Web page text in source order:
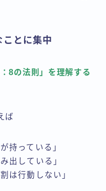
ことに集中
8の法則」を理解する
ば
持っている」
出している」
は行動しない」